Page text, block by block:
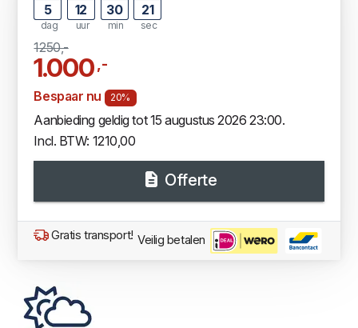
5
dag
12
uur
30
min
20
sec
1250,-
1.000,-
Bespaar nu 20%
Aanbieding geldig tot 15 augustus 2026 23:00.
Incl. BTW: 1210,00
Offerte
Gratis transport! Veilig betalen